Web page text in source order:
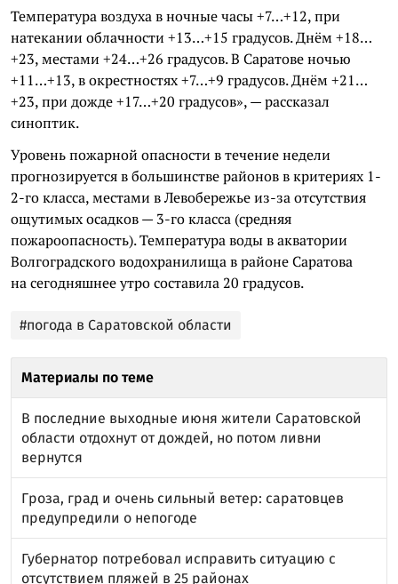
Температура воздуха в ночные часы +7…+12, при
натекании облачности +13…+15 градусов. Днём +18…
+23, местами +24…+26 градусов. В Саратове ночью
+11…+13, в окрестностях +7…+9 градусов. Днём +21…
+23, при дожде +17…+20 градусов», — рассказал
синоптик.
Уровень пожарной опасности в течение недели
прогнозируется в большинстве районов в критериях 1-
2-го класса, местами в Левобережье из-за отсутствия
ощутимых осадков — 3-го класса (средняя
пожароопасность). Температура воды в акватории
Волгоградского водохранилища в районе Саратова
на сегодняшнее утро составила 20 градусов.
#погода в Саратовской области
Материалы по теме
В последние выходные июня жители Саратовской
области отдохнут от дождей, но потом ливни
вернутся
Гроза, град и очень сильный ветер: саратовцев
предупредили о непогоде
Губернатор потребовал исправить ситуацию с
отсутствием пляжей в 25 районах